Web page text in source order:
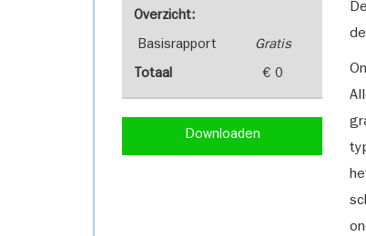
Overzicht:
Basisrapport Gratis
Totaal € 0
Downloaden